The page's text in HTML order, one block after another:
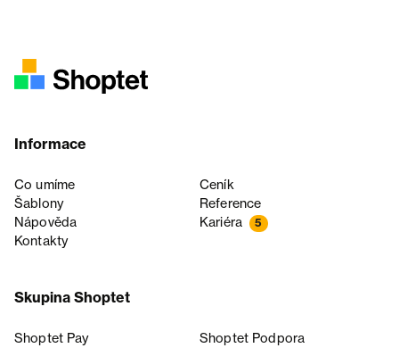
Informace
Co umíme
Ceník
Šablony
Reference
Nápověda
Kariéra 5
Kontakty
Skupina Shoptet
Shoptet Pay
Shoptet Podpora